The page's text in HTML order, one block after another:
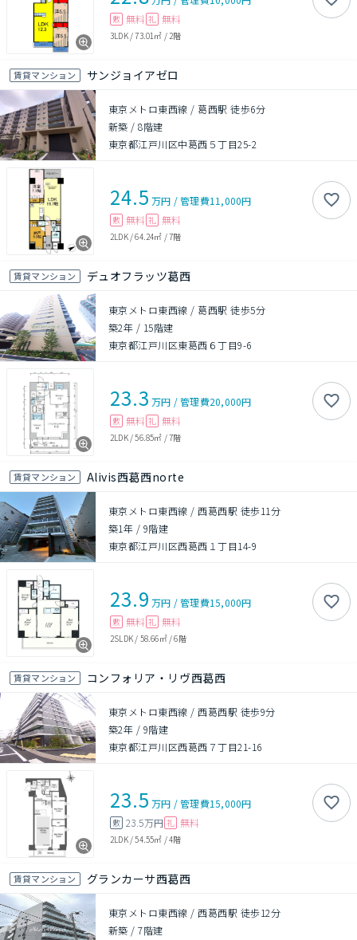
敷 無料 礼 無料
3LDK/73.01㎡ / 2階
賃貸マンション サンジョイアゼロ
東京メトロ東西線 / 葛西駅 徒歩6分
新築 /8階建
東京都江戸川区中葛西５丁目25-2
24.5 万円 /管理費11,000円
敷 無料 礼 無料
2LDK/64.24㎡ /7階
賃貸マンション デュオフラッツ葛西
東京メトロ東西線 / 葛西駅 徒歩5分
築2年 / 15階建
東京都江戸川区東葛西６丁目9-6
23.3 万円 /管理費20,000円
敷 無料 礼 無料
2LDK/56.85㎡ /7階
賃貸マンション Alivis西葛西norte
東京メトロ東西線 / 西葛西駅 徒歩11分
築1年 / 9階建
東京都江戸川区西葛西１丁目14-9
23.9 万円 /管理費15,000円
敷 無料 礼 無料
2SLDK / 58.66㎡/6階
賃貸マンション コンフォリア・リヴ西葛西
東京メトロ東西線 / 西葛西駅 徒歩9分
築2年 / 9階建
東京都江戸川区西葛西７丁目21-16
23.5 万円 /管理費15,000円
敷 23.5万円 礼 無料
2LDK/54.55㎡ /4階
賃貸マンション グランカーサ西葛西
東京メトロ東西線 / 西葛西駅 徒歩12分
新築 /7階建